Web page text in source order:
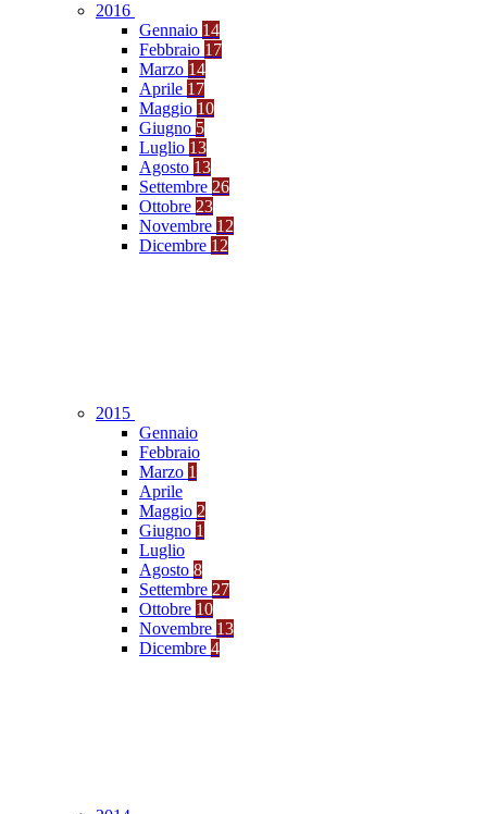
2016
Gennaio 14
Febbraio 17
Marzo 14
Aprile 17
Maggio 10
Giugno 5
Luglio 13
Agosto 13
Settembre 26
Ottobre 23
Novembre 12
Dicembre 12
2015
Gennaio
Febbraio
Marzo 1
Aprile
Maggio 2
Giugno 1
Luglio
Agosto 8
Settembre 27
Ottobre 10
Novembre 13
Dicembre 4